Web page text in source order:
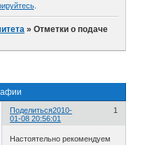
.
»Отметки о подаче
Поделиться 1
2010-
01-08 20:56:01
Настоятельно рекомендуем